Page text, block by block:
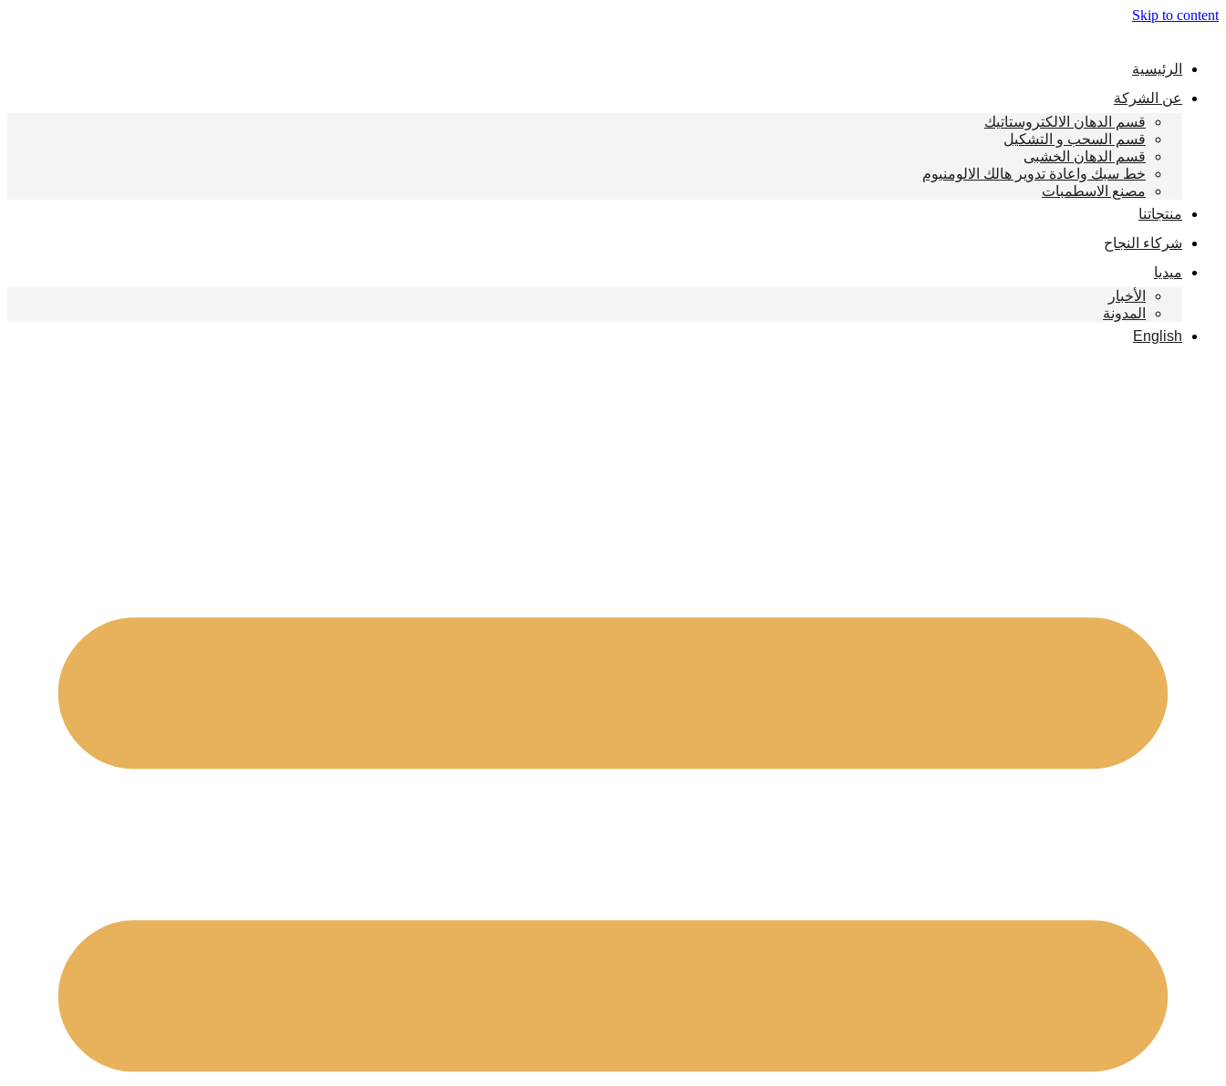
Skip to content
الرئيسية
عن الشركة
قسم الدهان الالكتروستاتيك
قسم السحب و التشكيل
قسم الدهان الخشبى
خط سبك واعادة تدوير هالك الالومنيوم
مصنع الاسطمبات
منتجاتنا
شركاء النجاح
ميديا
الأخبار
المدونة
English